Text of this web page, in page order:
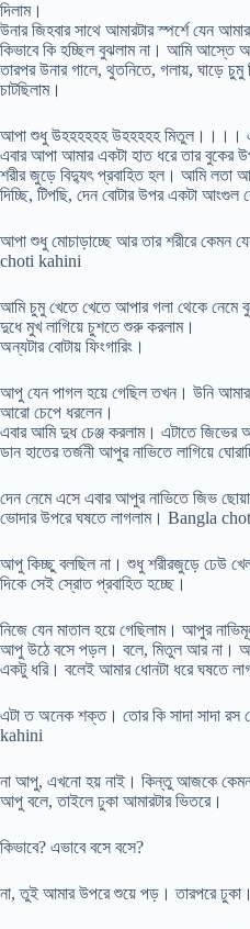
দিলাম।
উনার জিহবার সাথে আমারটার স্পর্শে যেন
কিভাবে কি হচ্ছিল বুঝলাম না। আমি আস্তে
তারপর উনার গালে, থুতনিতে, গলায়, ঘাড়ে চুমু
চাটছিলাম।
আপা শুধু উহহহহহহ উহহহহহ মিতুল।।।।
এবার আপা আমার একটা হাত ধরে তার বুকের
শরীর জুড়ে বিদ্যুৎ প্রবাহিত হল। আমি
দিচ্ছি, টিপছি, দেন বোটার উপর একটা আংগুল
আপা শুধু মোচাড়াচ্ছে আর তার শরীরে কেমন
choti kahini
আমি চুমু খেতে খেতে আপার গলা থেকে নেমে
দুধে মুখ লাগিয়ে চুশতে শুরু করলাম।
অন্যটার বোটায় ফিংগারিং।
আপু যেন পাগল হয়ে গেছিল তখন। উনি আমার
আরো চেপে ধরলেন।
এবার আমি দুধ চেঞ্জ করলাম। এটাতে জিভের
ডান হাতের তর্জনী আপুর নাভিতে লাগিয়ে
দেন নেমে এসে এবার আপুর নাভিতে জিভ
ভোদার উপরে ঘষতে লাগলাম। Bangla
আপু কিচ্ছু বলছিল না। শুধু শরীরজুড়ে ঢেউ
দিকে সেই স্রোত প্রবাহিত হচ্ছে।
নিজে যেন মাতাল হয়ে গেছিলাম। আপুর
আপু উঠে বসে পড়ল। বলে, মিতুল আর না। আর
একটু ধরি। বলেই আমার ধোনটা ধরে ঘষতে
এটা ত অনেক শক্ত। তোর কি সাদা সাদা রস
kahini
না আপু, এখনো হয় নাই। কিন্তু আজকে কেমন
আপু বলে, তাইলে ঢুকা আমারটার ভিতরে।
কিভাবে? এভাবে বসে বসে?
না, তুই আমার উপরে শুয়ে পড়। তারপরে